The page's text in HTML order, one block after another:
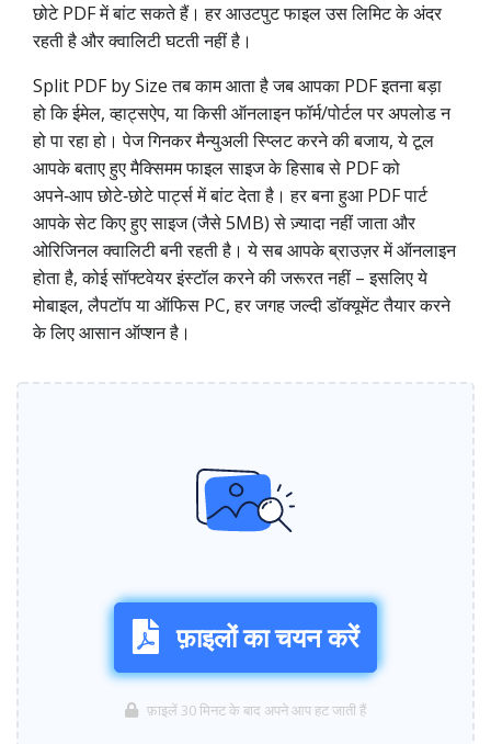
छोटे PDF में बांट सकते हैं। हर आउटपुट फाइल उस लिमिट के अंदर
रहती है और क्वालिटी घटती नहीं है।
Split PDF by Size तब काम आता है जब आपका PDF इतना बड़ा
हो कि ईमेल, व्हाट्सऐप, या किसी ऑनलाइन फॉर्म/पोर्टल पर अपलोड न
हो पा रहा हो। पेज गिनकर मैन्युअली स्प्लिट करने की बजाय, ये टूल
आपके बताए हुए मैक्सिमम फाइल साइज के हिसाब से PDF को
अपने‑आप छोटे‑छोटे पार्ट्स में बांट देता है। हर बना हुआ PDF पार्ट
आपके सेट किए हुए साइज (जैसे 5MB) से ज़्यादा नहीं जाता और
ओरिजिनल क्वालिटी बनी रहती है। ये सब आपके ब्राउज़र में ऑनलाइन
होता है, कोई सॉफ्टवेयर इंस्टॉल करने की जरूरत नहीं – इसलिए ये
मोबाइल, लैपटॉप या ऑफिस PC, हर जगह जल्दी डॉक्यूमेंट तैयार करने
के लिए आसान ऑप्शन है।
फ़ाइलों का चयन करें
फ़ाइलें 30 मिनट के बाद अपने आप हट जाती हैं